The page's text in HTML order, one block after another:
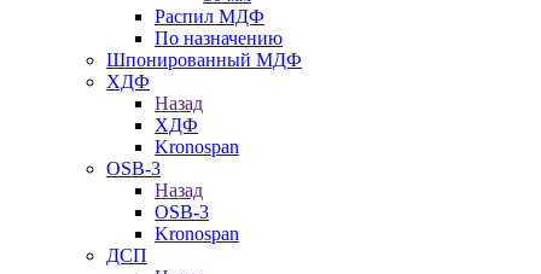
Распил МДФ
По назначению
Шпонированный МДФ
ХДФ
Назад
ХДФ
Kronospan
OSB-3
Назад
OSB-3
Kronospan
ДСП